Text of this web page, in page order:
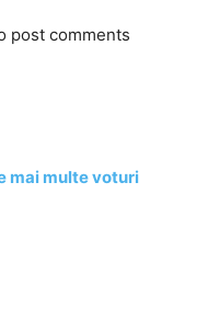
post comments
mai multe voturi